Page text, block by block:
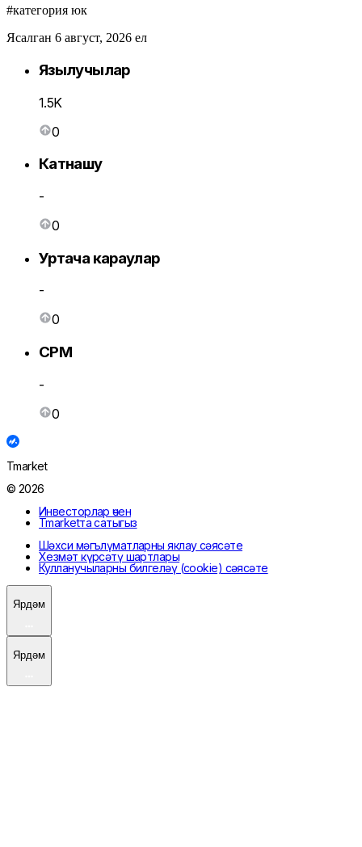
#категория юк
Ясалган 6 август, 2026 ел
Язылучылар
1.5K
0
Катнашу
-
0
Уртача караулар
-
0
CPM
-
0
Tmarket
© 2026
Инвесторлар өчен
Tmarketта сатыгыз
Шәхси мәгълүматларны яклау сәясәте
Хезмәт күрсәтү шартлары
Кулланучыларны билгеләү (cookie) сәясәте
Ярдәм
Ярдәм